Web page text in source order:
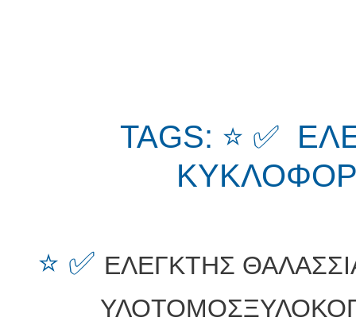
TAGS: ⭐ ✅
⭐ ✅ ΕΛΕΓΚΤΗΣ